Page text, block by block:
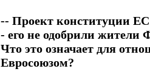
-- Проект конституции ЕС
- его не одобрили жители
Что это означает для
Евросоюзом?